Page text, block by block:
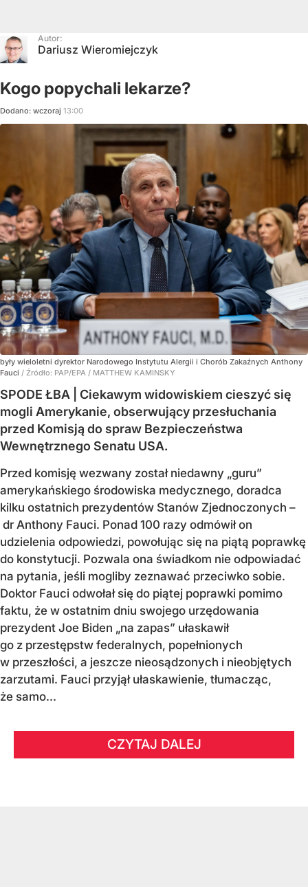
Autor:
Dariusz Wieromiejczyk
Kogo popychali lekarze?
Dodano: wczoraj 13:00
były wieloletni dyrektor Narodowego Instytutu Alergii i Chorób Zakaźnych Anthony
Fauci / Źródło: PAP/EPA / MATTHEW KAMINSKY
SPODE ŁBA | Ciekawym widowiskiem cieszyć się
mogli Amerykanie, obserwujący przesłuchania
przed Komisją do spraw Bezpieczeństwa
Wewnętrznego Senatu USA.
Przed komisję wezwany został niedawny „guru”
amerykańskiego środowiska medycznego, doradca
kilku ostatnich prezydentów Stanów Zjednoczonych –
dr Anthony Fauci. Ponad 100 razy odmówił on
udzielenia odpowiedzi, powołując się na piątą poprawkę
do konstytucji. Pozwala ona świadkom nie odpowiadać
na pytania, jeśli mogliby zeznawać przeciwko sobie.
Doktor Fauci odwołał się do piątej poprawki pomimo
faktu, że w ostatnim dniu swojego urzędowania
prezydent Joe Biden „na zapas” ułaskawił
go z przestępstw federalnych, popełnionych
w przeszłości, a jeszcze nieosądzonych i nieobjętych
zarzutami. Fauci przyjął ułaskawienie, tłumacząc,
że samo...
CZYTAJ DALEJ